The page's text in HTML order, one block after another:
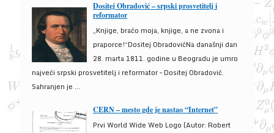
Dositej Obradović – srpski prosvetitelj i
reformator
„Knjige, braćo moja, knjige, a ne zvona i
praporce!“Dositej ObradovićNa današnji dan
28. marta 1811. godine u Beogradu je umro
najveći srpski prosvetitelj i reformator – Dositej Obradović.
Sahranjen je ...
CERN – mesto gde je nastao “Internet”
Prvi World Wide Web Logo (Autor: Robert